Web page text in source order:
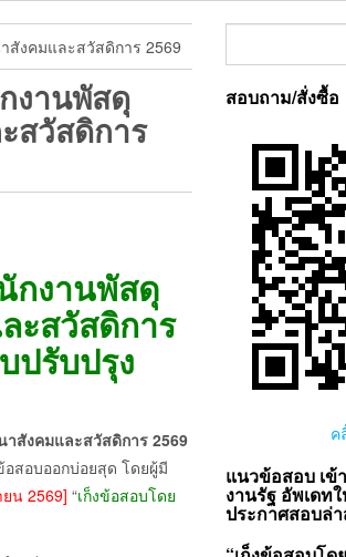
งคมและสวัสดิการ 2569
งานพัสดุ
สวัสดิการ
กงานพัสดุ
ะสวัสดิการ
ปรับปรุง
สังคมและสวัสดิการ 2569
อสอบออกบ่อยสุด โดยผู้มี
น 2569] “เก็งข้อสอบโดย
สอบถาม/สั่งซื้อ
ค
แนวข้อสอบ เข้
งานรัฐ อัพเดท
ประกาศสอบล่